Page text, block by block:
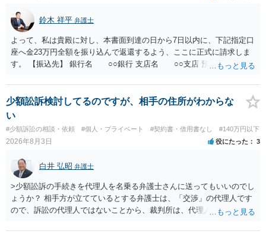
鈴木 祥平 弁護士
よって、私は貴殿に対し、本書面到達の日から7日以内に、下記指定口
座へ金23万円全額を振り込んで返還するよう、ここに正式に請求しま
す。 【振込先】 銀行名 ○○銀行 支店名 ○○支店 預金種別 普通
されない場合には、貴殿には任意に返金する意思がないものと判断
し、やむを得ず、返還金23万円及びこれに対する遅延損害金の支払い
を求める民事訴訟、支払督促その他必要な法的手続を直ちに講じま
いても併せて請求する予定ですので、あらかじめ申し添えます。 本件
は、貴殿自らが契約を解約したことによって生じた返還義務の履行を
求めるものにすぎません。貴殿の仕入先との取引関係や返金時期など
の内部事情は、私に対する返還義務の発生や履行時期には何ら影響を
及ぼすものではありません。 これ以上、本件の解決を不必要に遅延さ
せることなく、誠意をもって速やかに返金手続を履行されるよう、強
く求めます。 以上
少額訟訴検討してるのですが、相手の住所がわからな
い
#少額訴訟の相談・依頼 #個人・プライベート #契約書・借用書なし #140万円以下
2026年8月3日 役にたった 3
白井 弘昭 弁護士
>少額訟訴の手続きを代理人を名乗る弁護士さんに送ってもいいのでし
ょうか？ 相手方が立てているとする弁護士は、「交渉」の代理人です
ので、訴訟の代理人ではないことから、裁判所は、代理人宛ての訴状
ている場合は、相手方（被告）の住所で訴状を作成提出し、裁判所に